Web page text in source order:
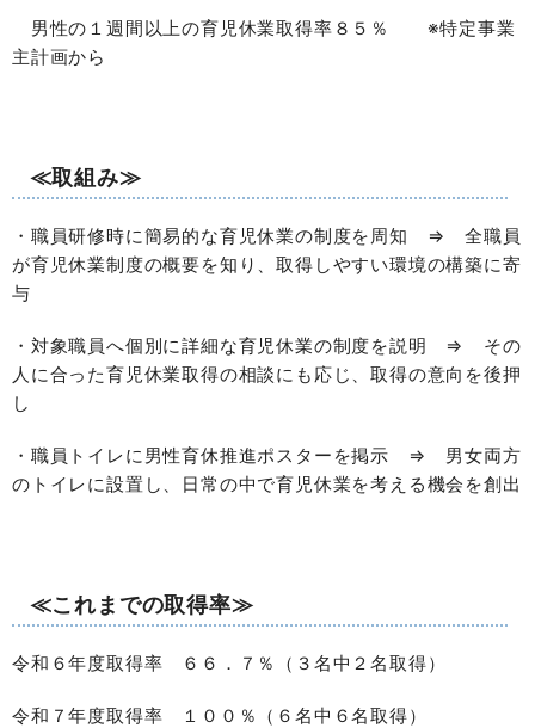
男性の１週間以上の育児休業取得率８５％ ※特定事業
主計画から
≪取組み≫
・職員研修時に簡易的な育児休業の制度を周知 ⇒ 全職員
が育児休業制度の概要を知り、取得しやすい環境の構築に寄
与
・対象職員へ個別に詳細な育児休業の制度を説明 ⇒ その
人に合った育児休業取得の相談にも応じ、取得の意向を後押
し
・職員トイレに男性育休推進ポスターを掲示 ⇒ 男女両方
のトイレに設置し、日常の中で育児休業を考える機会を創出
≪これまでの取得率≫
令和６年度取得率 ６６．７％（３名中２名取得）
令和７年度取得率 １００％（６名中６名取得）